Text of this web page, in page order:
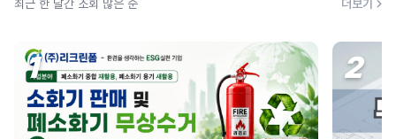
최근 한 달간 조회 많은 순 더보기
1 2